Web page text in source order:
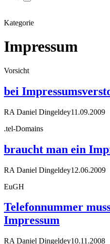
Kategorie
Impressum
Vorsicht
bei
RA Daniel Dingeldey11.09.2009
.tel-Domains
braucht man ein
RA Daniel Dingeldey12.06.2009
EuGH
Telefonnummer
Impressum
RA Daniel Dingeldey10.11.2008